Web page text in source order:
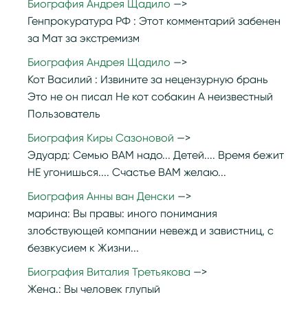
Биография Андрея Щадило
Генпрокуратура РФ : Этот комментарий забенен
за Мат за экстремизм
Биография Андрея Щадило
Кот Василий : Извините за нецензурную брань
Это не он писал Не кот собакин А неизвестный
Пользователь
Биография Киры Сазоновой
Эдуард: Семью ВАМ надо... Детей.... Время бежит
НЕ угонишься.... Счастье ВАМ желаю...
Биография Анны ван Денски
марина: Вы правы: иного понимания
злобствующей компании невежд и завистниц, с
безвкусием к Жизни...
Биография Виталия Третьякова
Жена.: Вы человек глупый